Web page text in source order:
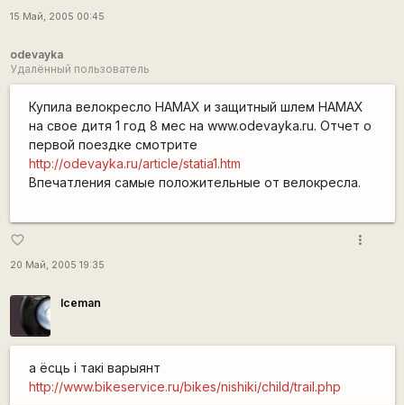
15 Май, 2005 00:45
odevayka
Удалённый пользователь
Купила велокресло HAMAX и защитный шлем HAMAX
на свое дитя 1 год 8 мес на www.odevayka.ru. Отчет о
первой поездке смотрите
http://odevayka.ru/article/statia1.htm
Впечатления самые положительные от велокресла.
favorite_border
20 Май, 2005 19:35
more_vert
Iceman
а ёсць і такі варыянт
http://www.bikeservice.ru/bikes/nishiki/child/trail.php